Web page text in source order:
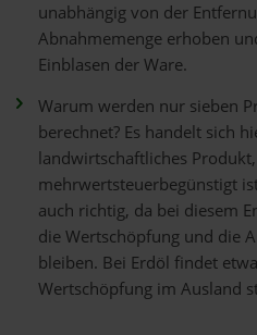
unabhängig von der
Abnahmemenge erhoben
Einblasen der Ware.
Warum werden nur sieben
berechnet? Es handelt sich
landwirtschaftliches
mehrwertsteuerbegünstigt
auch richtig, da bei diesem
die Wertschöpfung und die
bleiben. Bei Erdöl findet
Wertschöpfung im Ausland